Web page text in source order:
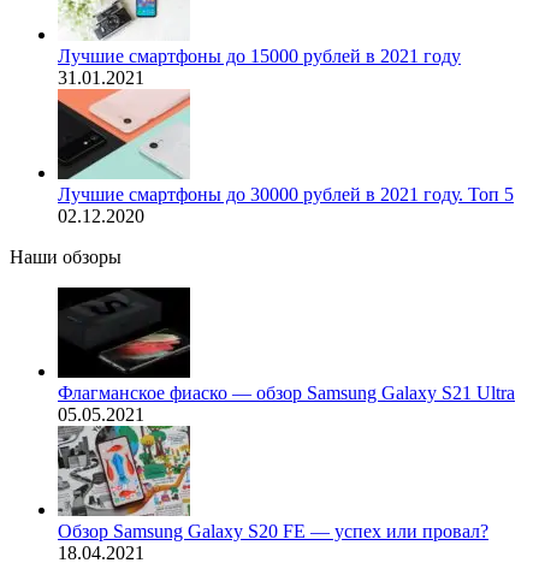
Лучшие смартфоны до 15000 рублей в 2021 году
31.01.2021
Лучшие смартфоны до 30000 рублей в 2021 году. Топ 5
02.12.2020
Наши обзоры
Флагманское фиаско — обзор Samsung Galaxy S21 Ultra
05.05.2021
Обзор Samsung Galaxy S20 FE — успех или провал?
18.04.2021